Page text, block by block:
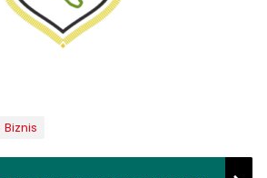
Biznis